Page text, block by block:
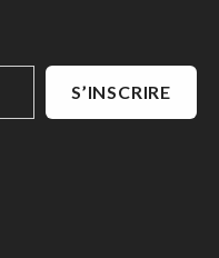
S’INSCRIRE